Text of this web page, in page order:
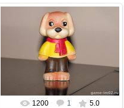
07.08.2017
Главный герой телепередачи для
детей - "спокойной ночи малыши" -
ФИЛЯ
Москва ДЕТСКИЙ МИР 1988 год.
perepelin
1200 1 5.0